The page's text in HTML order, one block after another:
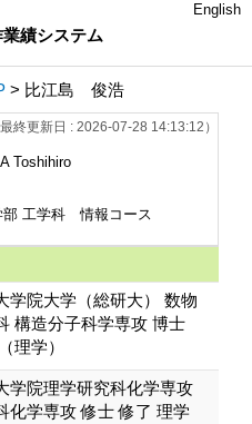
績システム
English
> 比江島 俊浩
最終更新日 : 2026-07-28 14:13:12）
Toshihiro
部 工学科 情報コース
学院大学（総研大） 数物
構造分子科学専攻 博士
理学）
学院理学研究科化学専攻
化学専攻 修士 修了 理学